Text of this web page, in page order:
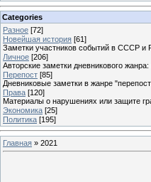
Categories
Разное [72]
Новейшая история [61]
Заметки участников событий в СССР и
Личное [206]
Авторские заметки дневникового
Перепост [85]
Дневниковые заметки в жанре
Права [120]
Материалы о нарушениях или защите
Экономика [25]
Политика [195]
Главная » 2021